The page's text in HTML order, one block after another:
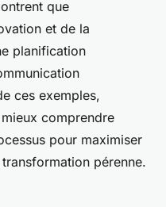
que
et de la
planification
ces exemples,
comprendre
pour maximiser
pérenne.